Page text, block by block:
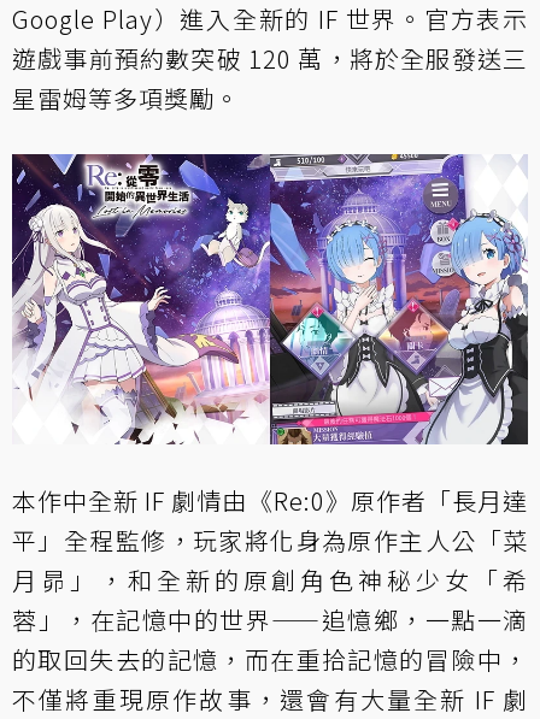
Google Play）進入全新的 IF 世界。官方表示
遊戲事前預約數突破 120 萬，將於全服發送三
星雷姆等多項獎勵。
本作中全新 IF 劇情由《Re:0》原作者「長月達
平」全程監修，玩家將化身為原作主人公「菜
月昴」，和全新的原創角色神秘少女「希
蓉」，在記憶中的世界——追憶鄉，一點一滴
的取回失去的記憶，而在重拾記憶的冒險中，
不僅將重現原作故事，還會有大量全新 IF 劇